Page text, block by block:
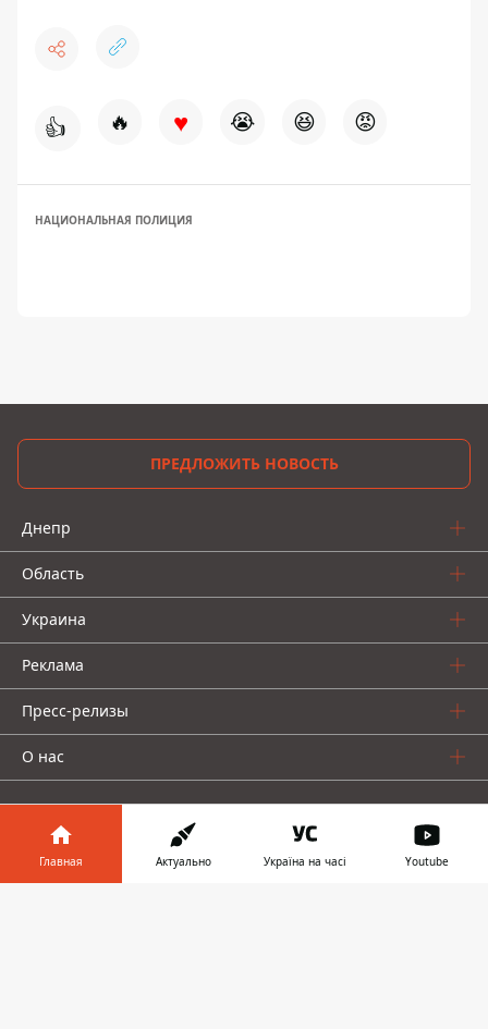
👍 🔥 ♥ 😭 😆 😡
НАЦИОНАЛЬНАЯ ПОЛИЦИЯ
ПРЕДЛОЖИТЬ НОВОСТЬ
Днепр
Область
Украина
Реклама
Пресс-релизы
О нас
Главная Актуально Україна на часі Youtube